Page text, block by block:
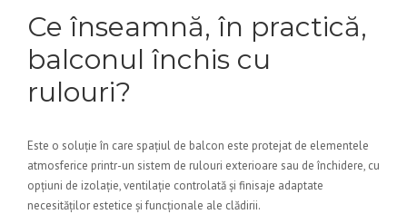
Ce înseamnă, în practică,
balconul închis cu
rulouri?
Este o soluție în care spațiul de balcon este protejat de elementele
atmosferice printr-un sistem de rulouri exterioare sau de închidere, cu
opțiuni de izolație, ventilație controlată și finisaje adaptate
necesităților estetice și funcționale ale clădirii.